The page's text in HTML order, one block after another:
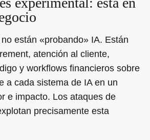
están «probando» IA. Están
atención al cliente,
y workflows financieros sobre
a cada sistema de IA en un
e impacto. Los ataques de
precisamente esta